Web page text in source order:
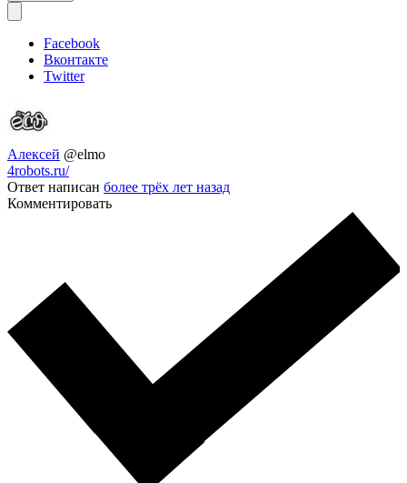
Facebook
Вконтакте
Twitter
Алексей @elmo
4robots.ru/
Ответ написан более трёх лет назад
Комментировать